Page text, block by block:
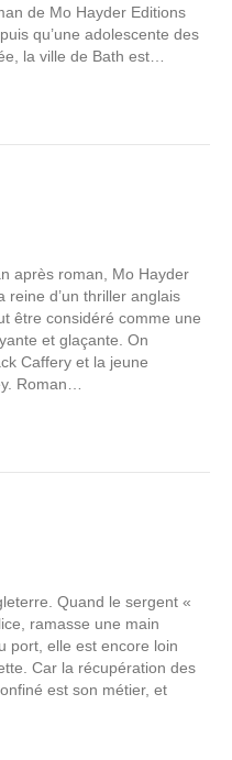
de Mo Hayder Editions
qu’une adolescente des
la ville de Bath est…
après roman, Mo Hayder
reine d’un thriller anglais
être considéré comme une
et glaçante. On
Caffery et la jeune
Roman…
Quand le sergent «
ramasse une main
port, elle est encore loin
Car la récupération des
est son métier, et